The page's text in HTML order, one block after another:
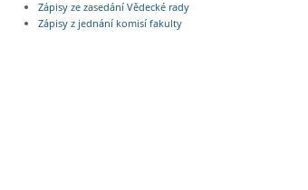
Zápisy ze zasedání Vědecké rady
Zápisy z jednání komisí fakulty